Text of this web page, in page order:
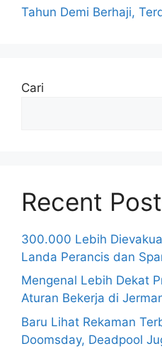
Tahun Demi Berhaji,
Cari
Recent
300.000 Lebih
Landa Perancis dan
Mengenal Lebih Dekat
Aturan Bekerja di
Baru Lihat Rekaman
Doomsday, Deadpool